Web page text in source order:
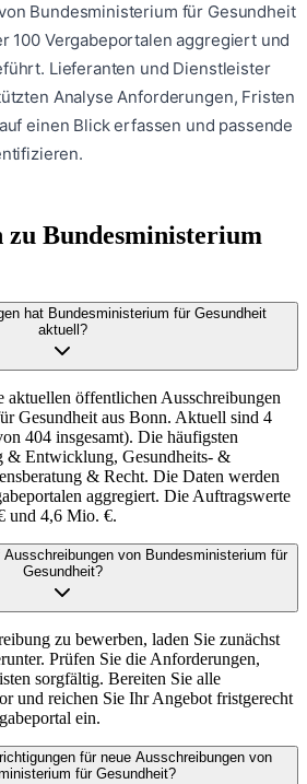
Bundesministerium für Gesundheit
100 Vergabeportalen aggregiert und
Lieferanten und Dienstleister
Analyse Anforderungen, Fristen
einen Blick erfassen und passende
zu Bundesministerium
hat Bundesministerium für Gesundheit
aktuell?
öffentlichen Ausschreibungen
Gesundheit aus Bonn. Aktuell sind 4
404 insgesamt). Die häufigsten
& Entwicklung, Gesundheits- &
& Recht. Die Daten werden
aggregiert. Die Auftragswerte
und 4,6 Mio. €.
von Bundesministerium für
Gesundheit?
zu bewerben, laden Sie zunächst
Prüfen Sie die Anforderungen,
sorgfältig. Bereiten Sie alle
und reichen Sie Ihr Angebot fristgerecht
ein.
für neue Ausschreibungen von
für Gesundheit?